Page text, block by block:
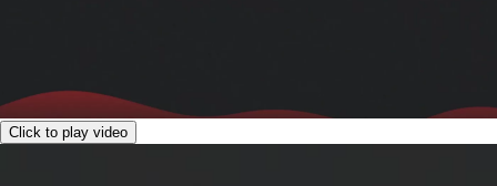
Click to play video